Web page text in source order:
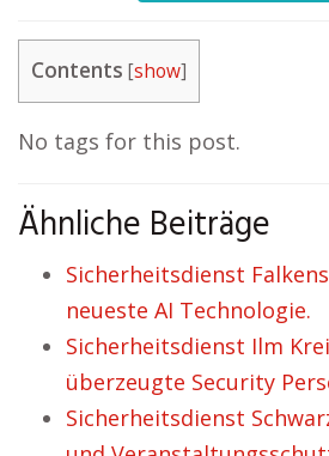
Contents [show]
No tags for this post.
Ähnliche Beiträge
Sicherheitsdienst
neueste AI Technologie.
Sicherheitsdienst Ilm
überzeugte Security
Sicherheitsdienst